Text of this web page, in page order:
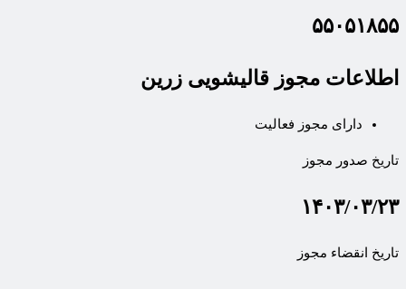
۵۵۰۵۱۸۵۵
اطلاعات مجوز قالیشویی زرین
دارای مجوز فعالیت
تاریخ صدور مجوز
۱۴۰۳/۰۳/۲۳
تاریخ انقضاء مجوز